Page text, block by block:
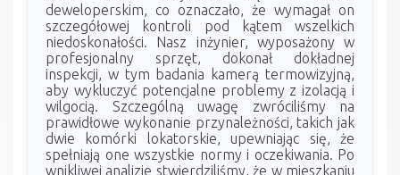
deweloperskim, co oznaczało, że wymagał on
szczegółowej kontroli pod kątem wszelkich
niedoskonałości. Nasz inżynier, wyposażony w
profesjonalny sprzęt, dokonał dokładnej
inspekcji, w tym badania kamerą termowizyjną,
aby wykluczyć potencjalne problemy z izolacją i
wilgocią. Szczególną uwagę zwróciliśmy na
prawidłowe wykonanie przynależności, takich jak
dwie komórki lokatorskie, upewniając się, że
spełniają one wszystkie normy i oczekiwania. Po
wnikliwej analizie stwierdziliśmy, że w mieszkaniu